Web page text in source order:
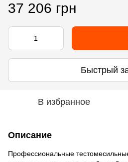
37 206 грн
Быстрый
В избранное
Описание
Профессиональные